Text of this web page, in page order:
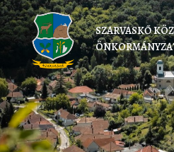
SZARVASKŐ